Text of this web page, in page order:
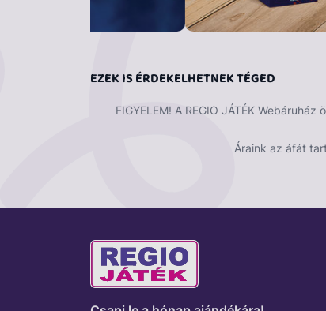
EZEK IS ÉRDEKELHETNEK TÉGED
FIGYELEM! A REGIO JÁTÉK
Áraink az áfát